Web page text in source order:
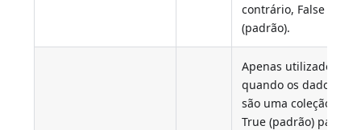
contrário, False
(padrão).
Apenas utilizado
quando os dados
são uma coleção.
True (padrão) para